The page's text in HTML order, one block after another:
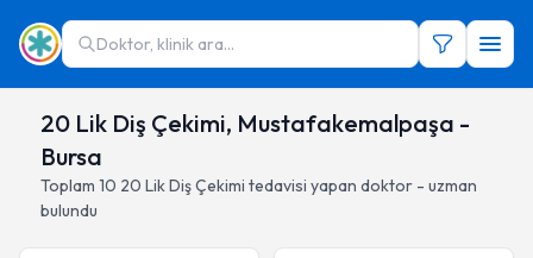
Doktor, klinik ara...
20 Lik Diş Çekimi, Mustafakemalpaşa -
Bursa
Toplam 10 20 Lik Diş Çekimi tedavisi yapan doktor - uzman
bulundu